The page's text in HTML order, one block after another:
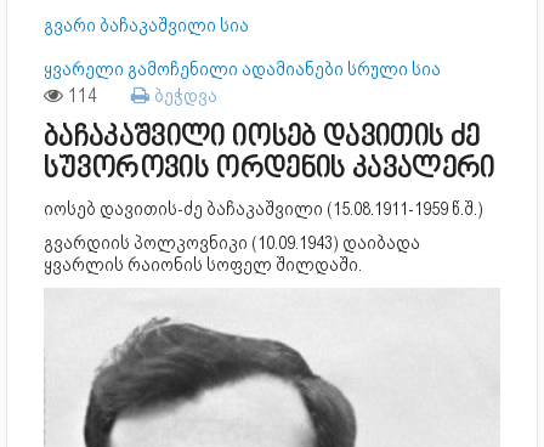
გვარი ბაჩაკაშვილი სია
ყვარელი გამოჩენილი ადამიანები სრული სია
114 ბეჭდვა
ბაჩაკაშვილი იოსებ დავითის ძე
სუვოროვის ორდენის კავალერი
იოსებ დავითის-ძე ბაჩაკაშვილი (15.08.1911-1959 წ.შ.)
გვარდიის პოლკოვნიკი (10.09.1943) დაიბადა
ყვარლის რაიონის სოფელ შილდაში.